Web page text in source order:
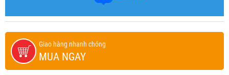
Giao hàng nhanh chóng
MUA NGAY